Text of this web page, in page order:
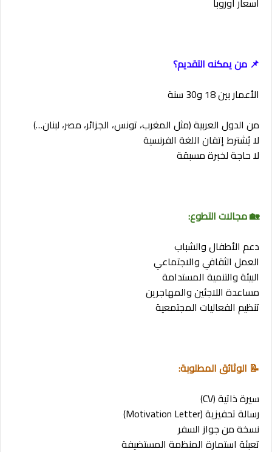
📌 من يمكنه التقديم؟
الأعمار بين 18 و30 سنة
من الدول العربية (مثل المغرب، تونس، الجزائر، مصر، لبنان…)
لا يُشترط إتقان اللغة الفرنسية
لا حاجة لخبرة مسبقة
🏡 مجالات التطوع:
دعم الأطفال والشباب
العمل الثقافي والاجتماعي
البيئة والتنمية المستدامة
مساعدة اللاجئين والمهاجرين
تنظيم الفعاليات المجتمعية
📝 الوثائق المطلوبة:
سيرة ذاتية (CV)
رسالة تحفيزية (Motivation Letter)
نسخة من جواز السفر
تعبئة استمارة المنظمة المستضيفة